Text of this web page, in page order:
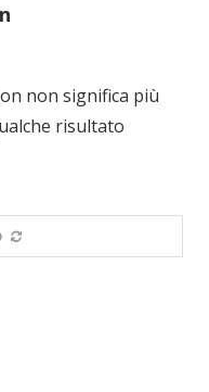
non significa più
risultato